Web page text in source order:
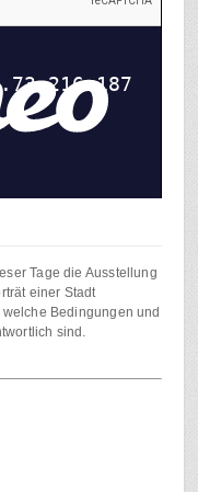
Tage die Ausstellung
einer Stadt
Bedingungen und
sind.